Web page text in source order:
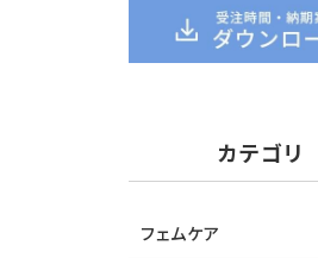
カテゴリ
フェムケア